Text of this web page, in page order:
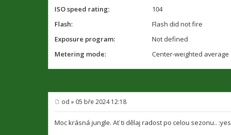
ISO speed rating:
104
Flash:
Flash did not fire
Exposure program:
Not defined
Metering mode:
Center-weighted average
ř
í
od » 05 bře 2024 12:18
Moc krásná jungle. Ať ti dělaj radost po celou sezonu.. :yes